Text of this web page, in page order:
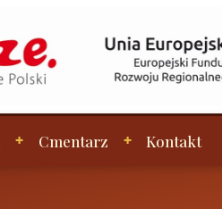
Cmentarz Kontakt